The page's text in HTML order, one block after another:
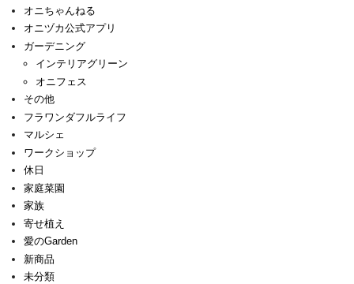
オニちゃんねる
オニヅカ公式アプリ
ガーデニング
インテリアグリーン
オニフェス
その他
フラワンダフルライフ
マルシェ
ワークショップ
休日
家庭菜園
家族
寄せ植え
愛のGarden
新商品
未分類